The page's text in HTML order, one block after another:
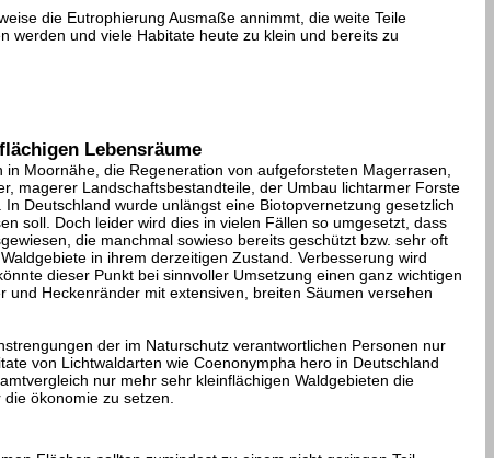
die Eutrophierung Ausmaße annimmt, die weite Teile
werden und viele Habitate heute zu klein und bereits zu
Lebensräume
Moornähe, die Regeneration von aufgeforsteten Magerrasen,
magerer Landschaftsbestandteile, der Umbau lichtarmer Forste
Deutschland wurde unlängst eine Biotopvernetzung gesetzlich
soll. Doch leider wird dies in vielen Fällen so umgesetzt, dass
die manchmal sowieso bereits geschützt bzw. sehr oft
in ihrem derzeitigen Zustand. Verbesserung wird
dieser Punkt bei sinnvoller Umsetzung einen ganz wichtigen
und Heckenränder mit extensiven, breiten Säumen versehen
der im Naturschutz verantwortlichen Personen nur
von Lichtwaldarten wie Coenonympha hero in Deutschland
nur mehr sehr kleinflächigen Waldgebieten die
ökonomie zu setzen.